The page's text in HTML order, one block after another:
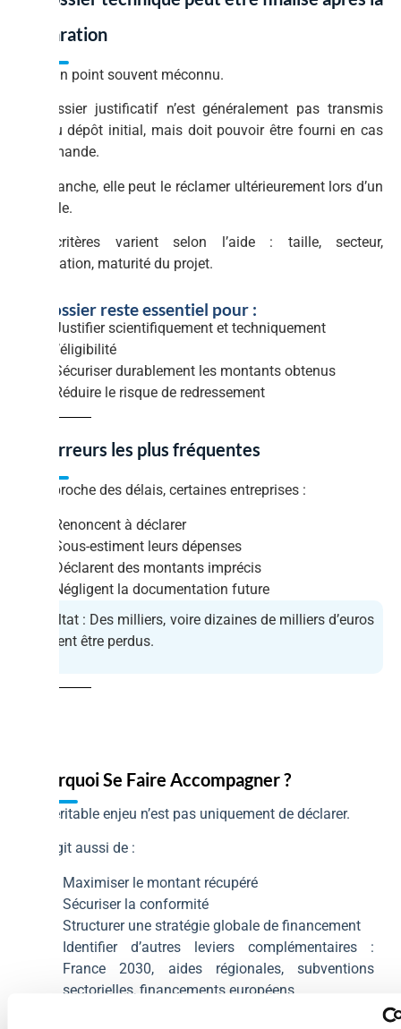
déclaration
C’est un point souvent méconnu.
Le dossier justificatif n’est généralement pas transmis
lors du dépôt initial, mais doit pouvoir être fourni en cas
de demande.
En revanche, elle peut le réclamer ultérieurement lors d’un
contrôle.
Les critères varient selon l’aide : taille, secteur,
localisation, maturité du projet.
Ce dossier reste essentiel pour :
Justifier scientifiquement et techniquement
l’éligibilité
Sécuriser durablement les montants obtenus
Réduire le risque de redressement
Les erreurs les plus fréquentes
À l’approche des délais, certaines entreprises :
Renoncent à déclarer
Sous-estiment leurs dépenses
Déclarent des montants imprécis
Négligent la documentation future
Résultat : Des milliers, voire dizaines de milliers d’euros
peuvent être perdus.
Pourquoi Se Faire Accompagner ?
Le véritable enjeu n’est pas uniquement de déclarer.
Il s’agit aussi de :
Maximiser le montant récupéré
Sécuriser la conformité
Structurer une stratégie globale de financement
Identifier d’autres leviers complémentaires :
France 2030, aides régionales, subventions
sectorielles, financements européens